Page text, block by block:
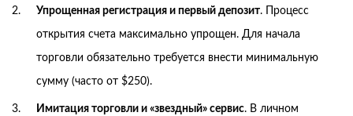
Упрощенная регистрация и первый депозит. Процесс
открытия счета максимально упрощен. Для начала
торговли обязательно требуется внести минимальную
сумму (часто от $250).
Имитация торговли и «звездный» сервис. В личном